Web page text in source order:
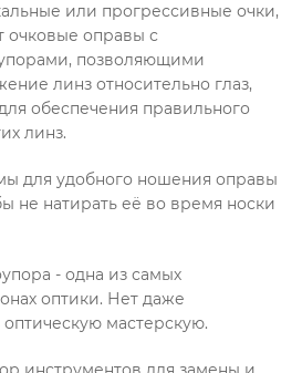
или прогрессивные очки,
очковые оправы с
позволяющими
линз относительно глаз,
обеспечения правильного
линз.
для удобного ношения оправы
не натирать её во время носки
- одна из самых
оптики. Нет даже
мастерскую.